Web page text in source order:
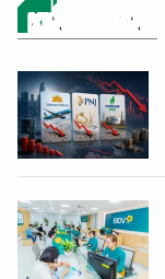
KINH DOANH